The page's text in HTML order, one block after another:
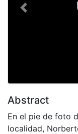
Previous
Abstract
En el pie de foto
localidad,